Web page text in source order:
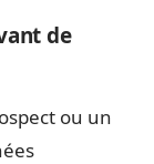
de
ou un